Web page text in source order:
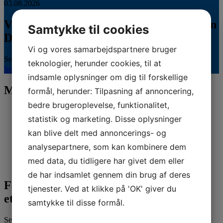
03.08.2026
Veterinærsygeplejerske søges til Hvidsten
Dyrehospital
Se stillingsopslaget her...
Se hele kalenderen
Mød vores sponsorer
Fandt du ikke det, du søgte, eller har du
et spørgsmål?
Send os dit spørgsmål her. Vi sikrer, at du kommer i kontakt med
Samtykke til cookies
Vi og vores samarbejdspartnere bruger
teknologier, herunder cookies, til at
indsamle oplysninger om dig til forskellige
formål, herunder: Tilpasning af annoncering,
bedre brugeroplevelse, funktionalitet,
statistik og marketing. Disse oplysninger
kan blive delt med annoncerings- og
analysepartnere, som kan kombinere dem
med data, du tidligere har givet dem eller
de har indsamlet gennem din brug af deres
tjenester. Ved at klikke på 'OK' giver du
samtykke til disse formål.